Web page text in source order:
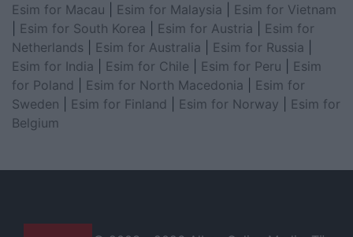
Esim for Macau
Esim for Malaysia
Esim for Vietnam
Esim for South Korea Esim for Austria
Esim for
Netherlands
Esim for Australia Esim for Russia
Esim for India
Esim for Chile Esim for Peru
Esim
for Poland
Esim for North Macedonia
Esim for
Sweden
Esim for Finland Esim for Norway
Esim for
Belgium